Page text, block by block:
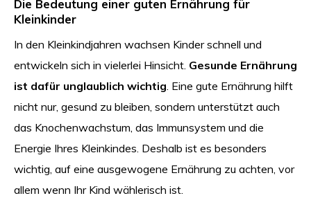
Die Bedeutung einer guten Ernährung für
Kleinkinder
In den Kleinkindjahren wachsen Kinder schnell und
entwickeln sich in vielerlei Hinsicht. Gesunde Ernährung
ist dafür unglaublich wichtig. Eine gute Ernährung hilft
nicht nur, gesund zu bleiben, sondern unterstützt auch
das Knochenwachstum, das Immunsystem und die
Energie Ihres Kleinkindes. Deshalb ist es besonders
wichtig, auf eine ausgewogene Ernährung zu achten, vor
allem wenn Ihr Kind wählerisch ist.